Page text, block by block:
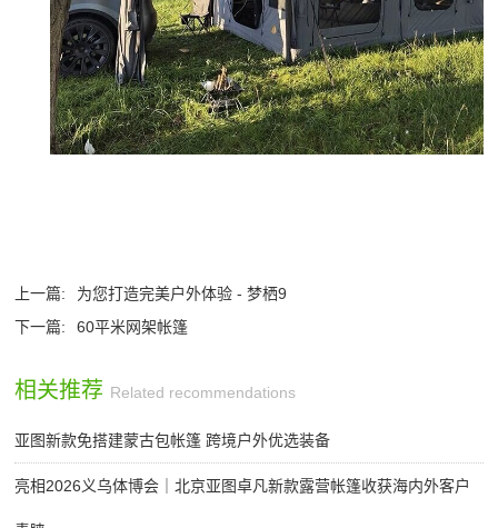
上一篇:
为您打造完美户外体验 - 梦栖9
下一篇:
60平米网架帐篷
相关推荐 Related recommendations
亚图新款免搭建蒙古包帐篷 跨境户外优选装备
亮相2026义乌体博会｜北京亚图卓凡新款露营帐篷收获海内外客户